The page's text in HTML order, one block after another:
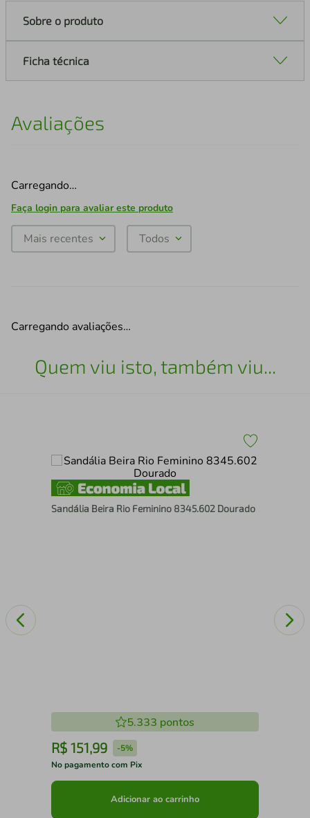
Sobre o produto
Ficha técnica
Avaliações
Carregando…
Faça login para avaliar este produto
Mais recentes Todos
Carregando avaliações…
Quem viu isto, também viu...
Sandália Beira Rio Feminino 8345.602 Dourado
5.333 pontos
R$ 151,99 -5%
No pagamento com Pix
Adicionar ao carrinho